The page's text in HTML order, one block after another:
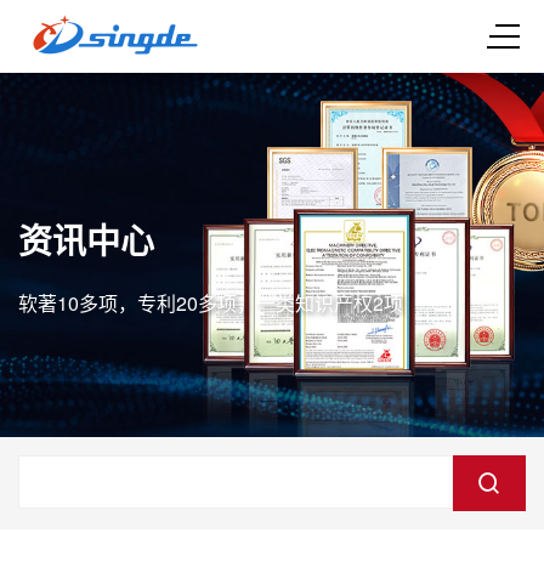
资讯中心
软著10多项，专利20多项，一类知识产权2项